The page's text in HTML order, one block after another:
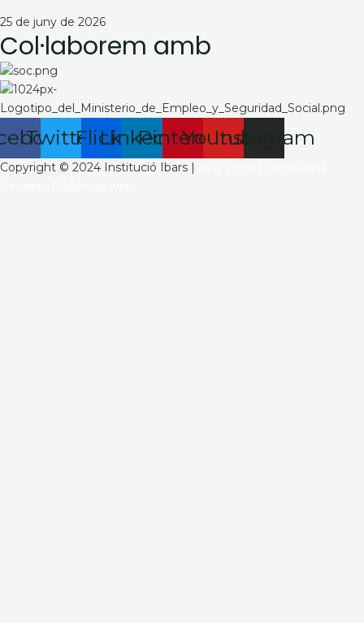
25 de juny de 2026
Col·laborem amb
TwitterFlickr
Linkedin
Pinterest
Youtube
Instagram
Copyright © 2024 Institució Ibars |